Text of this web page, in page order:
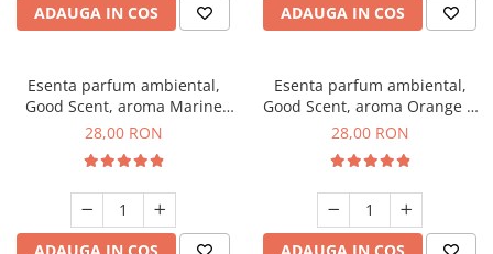
ADAUGA IN COS ADAUGA IN COS
Esenta parfum ambiental,
Good Scent, aroma Marine
Breeze, 20 g
28,00 RON
Esenta parfum ambiental,
Good Scent, aroma Orange &
Fresh Cinnamon, 20 g
28,00 RON